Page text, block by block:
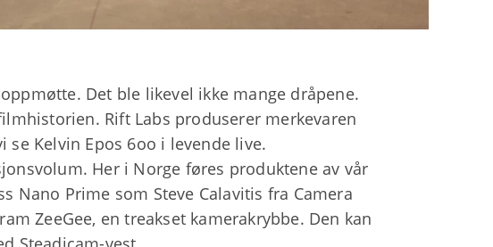
Det ble likevel ikke mange dråpene.
Rift Labs produserer merkevaren
Kelvin Epos 6oo i levende live.
Her i Norge føres produktene av vår
Nano Prime som Steve Calavitis fra Camera
ZeeGee, en treakset kamerakrybbe. Den kan